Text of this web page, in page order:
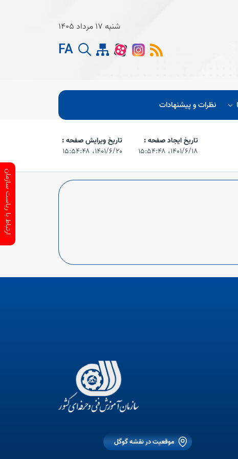
شنبه 17 مرداد 1405
FA
نظرات و پیشنهادات
تاریخ ایجاد صفحه :
۱۴۰۱/۶/۱۸،‏ ۱۵:۵۴:۴۸
تاریخ ویرایش صفحه :
۱۴۰۱/۶/۲۰،‏ ۱۵:۵۴:۴۸
موقعیت در نقشه گوگل
ارتباط با ریاست سازمان